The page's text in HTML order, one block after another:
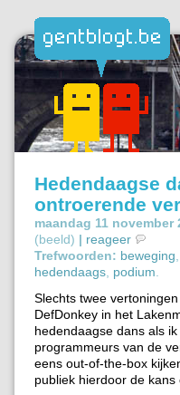
Hedendaagse
ontroerende
maandag 11 november
(beeld) | reageer
Trefwoorden: beweging
hedendaags podium
Slechts twee
DefDonkey in het
hedendaagse dans als
programmeurs van de
eens out-of-the-box
publiek hierdoor de kans